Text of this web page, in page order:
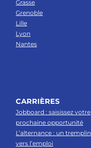
Grasse
Grenoble
Lille
Lyon
Nantes
CARRIÈRES
Jobboard : saisissez votre
prochaine opportunité
L’alternance : un tremplin
vers l’emploi